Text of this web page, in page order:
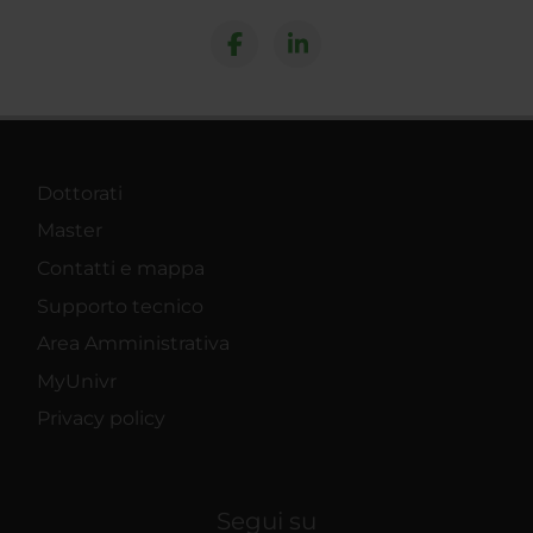
Dottorati
Master
Contatti e mappa
Supporto tecnico
Area Amministrativa
MyUnivr
Privacy policy
Segui su